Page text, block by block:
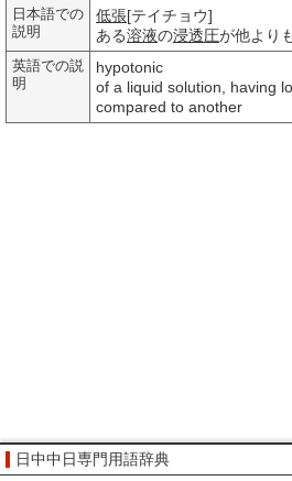
日本語での
説明
低張[テイチョウ]
ある溶液の浸透圧が他より
英語での説
明
hypotonic
of a liquid solution, having
compared to another
日中中日専門用語辞典